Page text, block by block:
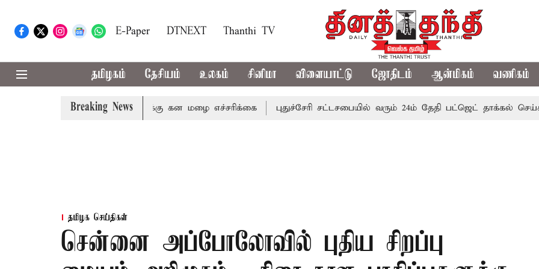
E-Paper DTNEXT Thanthi TV
தமிழகம் தேசியம் உலகம் சினிமா விளையாட்டு ஜோதிடம் ஆன்மிகம் வணிகம்
Breaking News
ஆகிய மாவட்டங்களுக்கு கன மழை எச்சரிக்கை புதுச்சேரி சட்டசபையில் வரும் 24ம் தேதி பட்ஜெட் தாக்கல் செய்கிறார்
தமிழக செய்திகள்
சென்னை அப்போலோவில் புதிய சிறப்பு